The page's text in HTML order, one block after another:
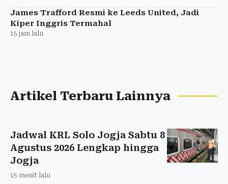
James Trafford Resmi ke Leeds United, Jadi
Kiper Inggris Termahal
15 jam lalu
Artikel Terbaru Lainnya
Jadwal KRL Solo Jogja Sabtu 8
Agustus 2026 Lengkap hingga
Jogja
15 menit lalu